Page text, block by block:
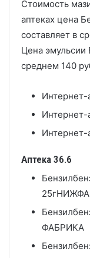
Стоимость
аптеках цена
составляет в
Цена эмульсии
среднем 140
Интернет-
Интернет-
Интернет-
Аптека 36.6
25г
ФАБРИКА